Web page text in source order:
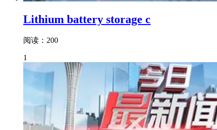
Lithium battery storage c
阅读：200
1